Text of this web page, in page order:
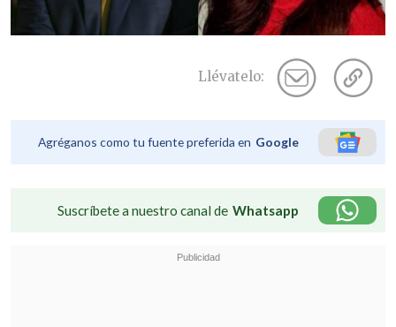
Llévatelo:
Agréganos como tu fuente preferida en Google
Suscríbete a nuestro canal de Whatsapp